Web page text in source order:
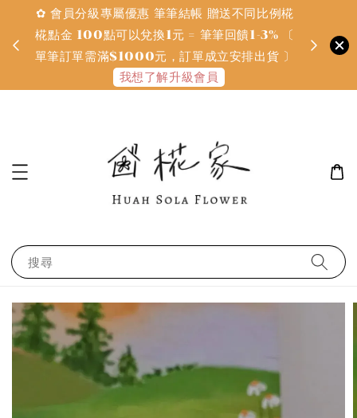
✿ 會員分級專屬優惠 筆筆結帳 贈送不同比例椛
椛點金 100點可以兌換1元 = 筆筆回饋1-3% 〔
單筆訂單需滿$1000元，訂單成立安排出貨 〕
我想了解升級會員
搜尋